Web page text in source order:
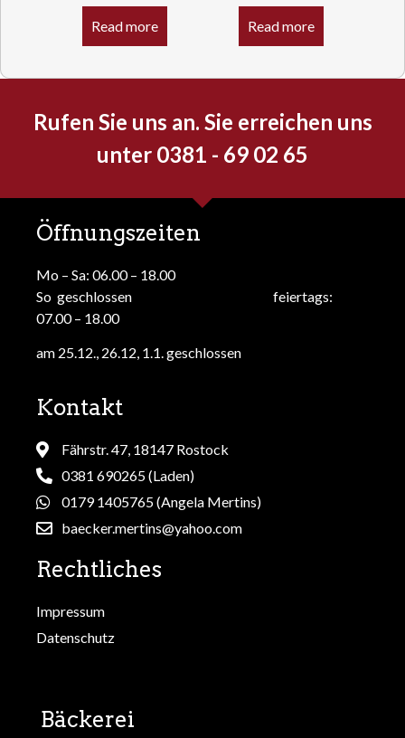
Read more Read more
Rufen Sie uns an. Sie erreichen uns
unter 0381 - 69 02 65
Öffnungszeiten
Mo – Sa: 06.00 – 18.00
So geschlossen feiertags:
07.00 – 18.00
am 25.12., 26.12, 1.1. geschlossen
Kontakt
Fährstr. 47, 18147 Rostock
0381 690265 (Laden)
0179 1405765 (Angela Mertins)
baecker.mertins@yahoo.com
Rechtliches
Impressum
Datenschutz
Bäckerei